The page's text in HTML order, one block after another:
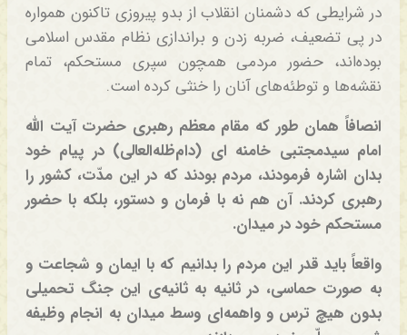
در شرایطی که دشمنان انقلاب از بدو پیروزی تاکنون همواره
در پی تضعیف، ضربه زدن و براندازی نظام مقدس اسلامی
بوده‌اند، حضور مردمی همچون سپری مستحکم، تمام
نقشه‌ها و توطئه‌های آنان را خنثی کرده است.
انصافاً همان طور که مقام معظم رهبری حضرت آیت الله
امام سیدمجتبی خامنه ای (دام‌ظله‌العالی) در پیام خود
بدان اشاره فرمودند، مردم بودند که در این مدّت، کشور را
رهبری کردند. آن هم نه با فرمان و دستور، بلکه با حضور
مستحکم خود در میدان.
واقعاً باید قدر این مردم را بدانیم که با ایمان و شجاعت و
به صورت حماسی، در ثانیه به ثانیه‌ی این جنگ تحمیلی
بدون هیچ ترس و واهمه‌ای وسط میدان به انجام وظیفه